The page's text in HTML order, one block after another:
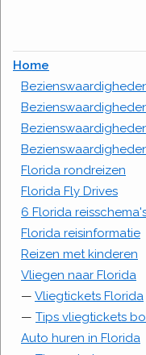
Home
Florida rondreizen
Florida Fly Drives
6 Florida
Florida reisinformatie
Reizen met kinderen
Vliegen naar Florida
— Vliegtickets Florida
— Tips vliegtickets
Auto huren in Florida